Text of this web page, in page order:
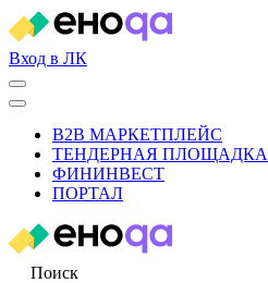
Вход в ЛК
B2B МАРКЕТПЛЕЙС
ТЕНДЕРНАЯ ПЛОЩАДКА
ФИНИНВЕСТ
ПОРТАЛ
Поиск